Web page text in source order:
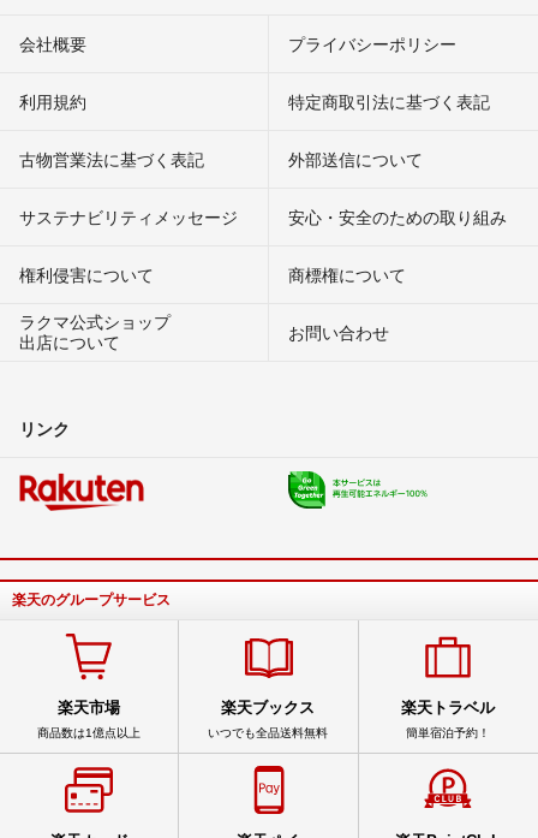
会社概要 プライバシーポリシー
利用規約 特定商取引法に基づく表記
古物営業法に基づく表記 外部送信について
サステナビリティメッセージ 安心・安全のための取り組み
権利侵害について
商標権について
ラクマ公式ショップ
出店について
お問い合わせ
リンク
楽天のグループサービス
楽天市場
商品数は1億点以上
楽天ブックス
いつでも全品送料無料
楽天トラベル
簡単宿泊予約！